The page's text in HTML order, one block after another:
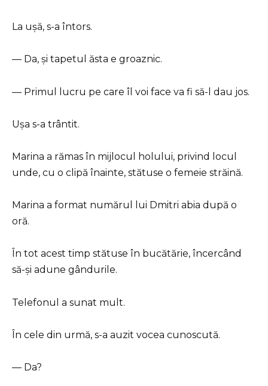
La ușă, s-a întors.
— Da, și tapetul ăsta e groaznic.
— Primul lucru pe care îl voi face va fi să-l dau jos.
Ușa s-a trântit.
Marina a rămas în mijlocul holului, privind locul
unde, cu o clipă înainte, stătuse o femeie străină.
Marina a format numărul lui Dmitri abia după o
oră.
În tot acest timp stătuse în bucătărie, încercând
să-și adune gândurile.
Telefonul a sunat mult.
În cele din urmă, s-a auzit vocea cunoscută.
— Da?